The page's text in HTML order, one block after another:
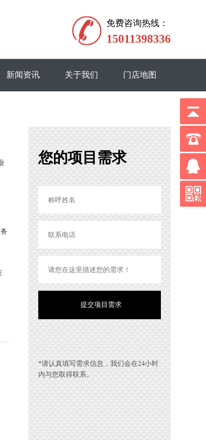
免费咨询热线：
15011398336
新闻资讯 关于我们 门店地图
您的项目需求
*请认真填写需求信息，我们会在24小时
内与您取得联系。